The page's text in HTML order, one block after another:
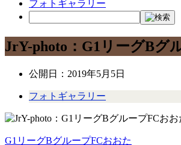
フォトギャラリー
JrY-photo：G1リーグBグ
公開日： 2019年5月5日
フォトギャラリー
G1リーグBグループFCおおた